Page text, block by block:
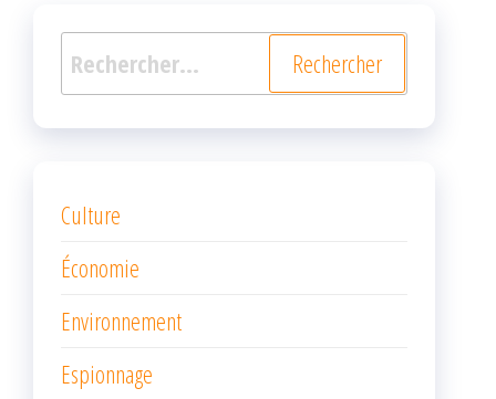
Rechercher :
Culture
Économie
Environnement
Espionnage